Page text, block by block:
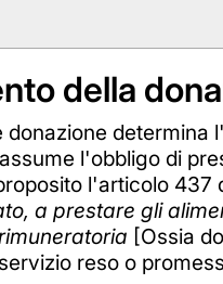
della
determina
l'obbligo di
l'articolo
a prestare gli
[Ossia
reso o